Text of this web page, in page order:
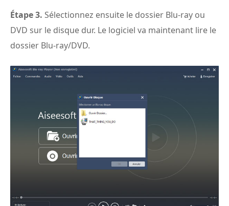
Étape 3. Sélectionnez ensuite le dossier Blu-ray ou
DVD sur le disque dur. Le logiciel va maintenant lire le
dossier Blu-ray/DVD.